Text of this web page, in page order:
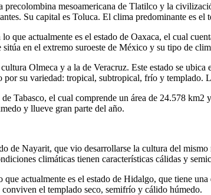
mesoamericana de Tlatilco y la
Su capital es Toluca. El clima predominante es el
que actualmente es el estado de Oaxaca, el cual
sitúa en el extremo suroeste de México y su tipo de
Olmeca y a la de Veracruz. Este estado se
su variedad: tropical, subtropical, frío y templado.
Tabasco, el cual comprende un área de 24.578
y llueve gran parte del año.
de Nayarit, que vio desarrollarse la cultura del
climáticas tienen características cálidas y
actualmente es el estado de Hidalgo, que tiene
el templado seco, semifrío y cálido húmedo.